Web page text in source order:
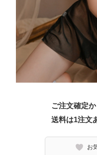
ご注文確定
送料は1注文
お